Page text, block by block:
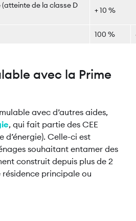
de la classe D
+ 10 %
100 %
avec la Prime
avec d’autres aides,
, qui fait partie des CEE
d’énergie). Celle-ci est
souhaitant entamer des
construit depuis plus de 2
résidence principale ou